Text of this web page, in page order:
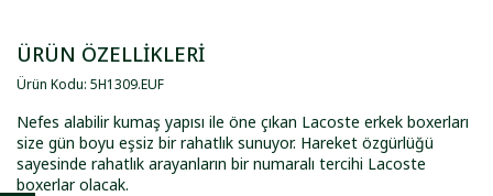
ÜRÜN ÖZELLİKLERİ
Ürün Kodu: 5H1309.EUF
Nefes alabilir kumaş yapısı ile öne çıkan Lacoste erkek boxerları
size gün boyu eşsiz bir rahatlık sunuyor. Hareket özgürlüğü
sayesinde rahatlık arayanların bir numaralı tercihi Lacoste
boxerlar olacak.